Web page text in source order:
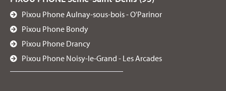
Pixou Phone Aulnay-sous-bois - O'Parinor
Pixou Phone Bondy
Pixou Phone Drancy
Pixou Phone Noisy-le-Grand - Les Arcades